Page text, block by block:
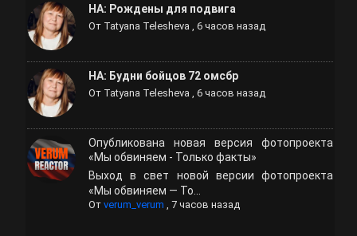
НА: Рождены для подвига
От Tatyana Telesheva , 6 часов назад
НА: Будни бойцов 72 омсбр
От Tatyana Telesheva 6 часов назад
Опубликована новая версия фотопроекта
«Мы обвиняем - Только факты»
Выход в свет новой версии фотопроекта
«Мы обвиняем — То...
От verum_verum 7 часов назад